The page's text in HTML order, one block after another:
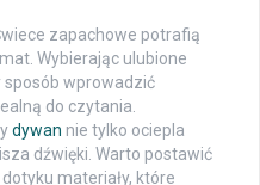
zapachowe potrafią
Wybierając ulubione
sposób wprowadzić
do czytania.
dywan nie tylko ociepla
dźwięki. Warto postawić
materiały, które